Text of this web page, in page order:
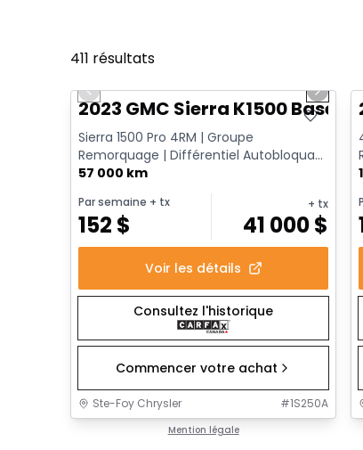
411 résultats
Très bonne offre
Previous slide Next
2023 GMC Sierra K1500 Base
Sierra 1500 Pro 4RM | Groupe
Remorquage | Différentiel Autobloquant
| CarPlay Sans Fil | Doublure Va...
57 000 km
Par semaine + tx
152 $
+ tx
41 000$
Voir les détails
Consultez l'historique
Commencer votre achat
Ste-Foy Chrysler #1S250A
Mention légale
Très bonne offre